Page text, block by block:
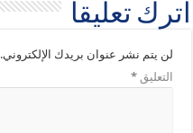
اترك تعليقاً
لن يتم نشر عنوان بريدك الإلكتروني.
التعليق*